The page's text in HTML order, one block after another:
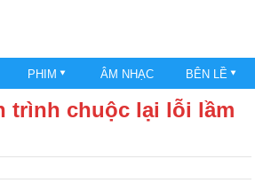
PHIM ÂM NHẠC BÊN LỀ
trình chuộc lại lỗi lầm